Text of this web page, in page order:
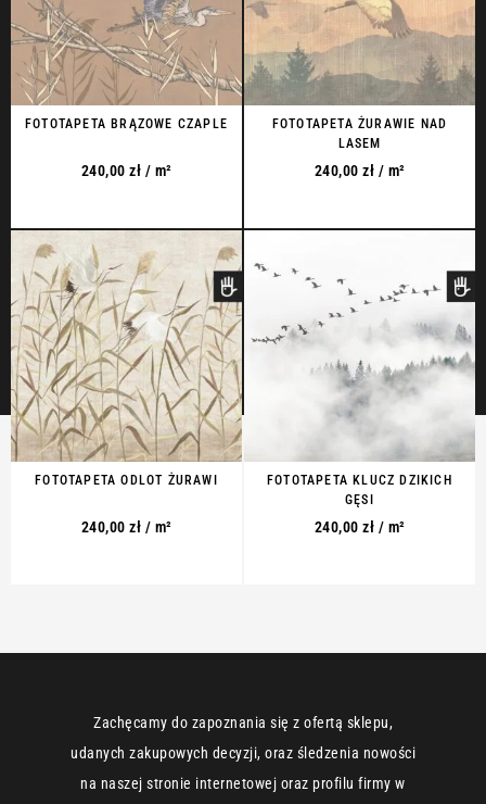
FOTOTAPETA BRĄZOWE CZAPLE
240,00 zł / m²
FOTOTAPETA ŻURAWIE NAD
LASEM
240,00 zł / m²
FOTOTAPETA ODLOT ŻURAWI
240,00 zł / m²
FOTOTAPETA KLUCZ DZIKICH
GĘSI
240,00 zł / m²
Zachęcamy do zapoznania się z ofertą sklepu,
udanych zakupowych decyzji, oraz śledzenia nowości
na naszej stronie internetowej oraz profilu firmy w